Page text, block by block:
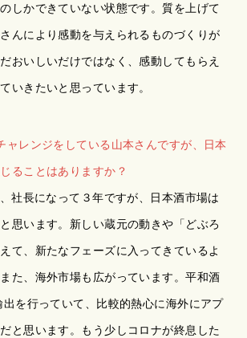
しかできていない状態です。質を上げて
んにより感動を与えられるものづくりが
おいしいだけではなく、感動してもらえ
いきたいと思っています。
ャレンジをしている山本さんですが、日本
ることはありますか？
社長になって３年ですが、日本酒市場は
思います。新しい蔵元の動きや「どぶろ
て、新たなフェーズに入ってきているよ
た、海外市場も広がっています。平和酒
を行っていて、比較的熱心に海外にアプ
と思います。もう少しコロナが終息した